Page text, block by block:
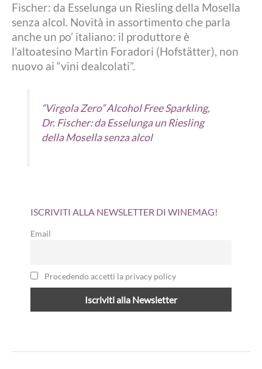
Fischer: da Esselunga un Riesling della Mosella
senza alcol. Novità in assortimento che parla
anche un po’ italiano: il produttore è
l’altoatesino Martin Foradori (Hofstätter), non
nuovo ai “vini dealcolati”.
“Virgola Zero” Alcohol Free Sparkling,
Dr. Fischer: da Esselunga un Riesling
della Mosella senza alcol
ISCRIVITI ALLA NEWSLETTER DI WINEMAG!
Email
Procedendo accetti la privacy policy